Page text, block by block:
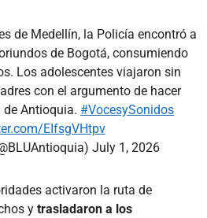
de Medellín, la Policía encontró a
de Bogotá, consumiendo
Los adolescentes viajaron sin
con el argumento de hacer
Antioquia. #VocesySonidos
EIfsgVHtpv
July 1, 2026
activaron la ruta de
y trasladaron a los